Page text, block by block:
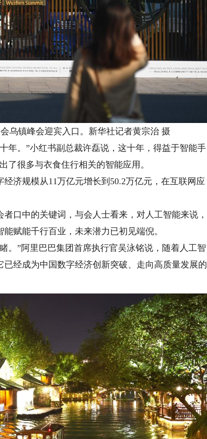
镇峰会迎宾入口。新华社记者黄宗治 摄
。”小红书副总裁许磊说，这十年，得益于智能手
了很多与衣食住行相关的智能应用。
规模从11万亿元增长到50.2万亿元，在互联网应
中的关键词，与会人士看来，对人工智能来说，
赋能千行百业，未来潜力已初见端倪。
”阿里巴巴集团首席执行官吴泳铭说，随着人工智
经成为中国数字经济创新突破、走向高质量发展的